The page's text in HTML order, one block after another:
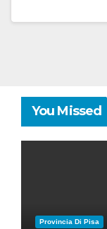
You Missed
Provincia Di Pisa